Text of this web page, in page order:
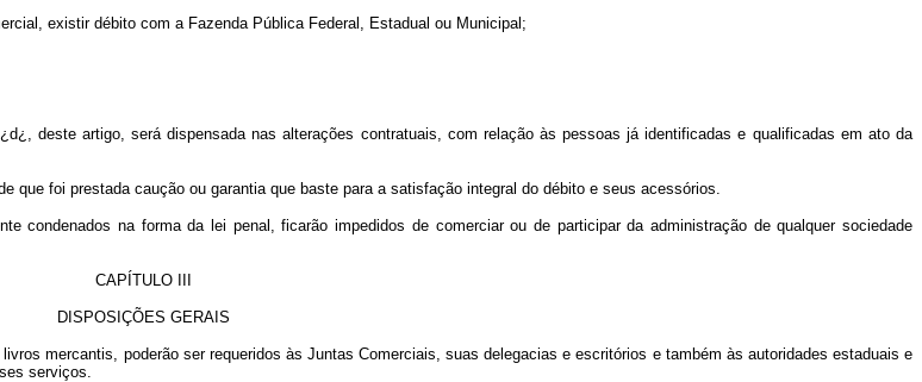
existir débito com a Fazenda Pública Federal, Estadual ou Municipal;
deste artigo, será dispensada nas alterações contratuais, com relação às pessoas já identificadas e qualificadas em ato da
que foi prestada caução ou garantia que baste para a satisfação integral do débito e seus acessórios.
condenados na forma da lei penal, ficarão impedidos de comerciar ou de participar da administração de qualquer sociedade
CAPÍTULO III
DISPOSIÇÕES GERAIS
mercantis, poderão ser requeridos às Juntas Comerciais, suas delegacias e escritórios e também às autoridades estaduais e
serviços.